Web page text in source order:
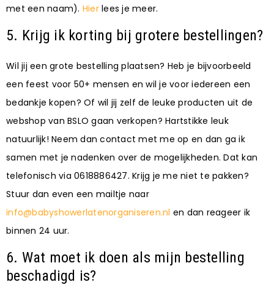
met een naam). Hierlees je meer.
5. Krijg ik korting bij grotere bestellingen?
Wil jij een grote bestelling plaatsen? Heb je bijvoorbeeld
een feest voor 50+ mensen en wil je voor iedereen een
bedankje kopen? Of wil jij zelf de leuke producten uit de
webshop van BSLO gaan verkopen? Hartstikke leuk
natuurlijk! Neem dan contact met me op en dan ga ik
samen met je nadenken over de mogelijkheden. Dat kan
telefonisch via 0618886427. Krijg je me niet te pakken?
Stuur dan even een mailtje naar
info@babyshowerlatenorganiseren.nl en dan reageer ik
binnen 24 uur.
6. Wat moet ik doen als mijn bestelling
beschadigd is?